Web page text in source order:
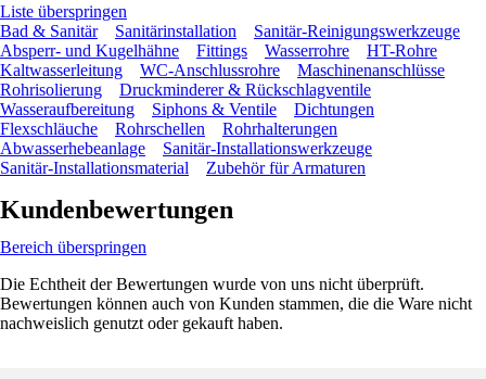
Liste überspringen
Bad & Sanitär
Sanitärinstallation
Sanitär-Reinigungswerkzeuge
Absperr- und Kugelhähne
Fittings Wasserrohre
HT-Rohre
Kaltwasserleitung
WC-Anschlussrohre
Maschinenanschlüsse
Rohrisolierung
Druckminderer & Rückschlagventile
Wasseraufbereitung
Siphons & Ventile
Dichtungen
Flexschläuche
Rohrschellen
Rohrhalterungen
Abwasserhebeanlage
Sanitär-Installationswerkzeuge
Sanitär-Installationsmaterial
Zubehör für Armaturen
Kundenbewertungen
Bereich überspringen
Die Echtheit der Bewertungen wurde von uns nicht überprüft.
Bewertungen können auch von Kunden stammen, die die Ware nicht
nachweislich genutzt oder gekauft haben.